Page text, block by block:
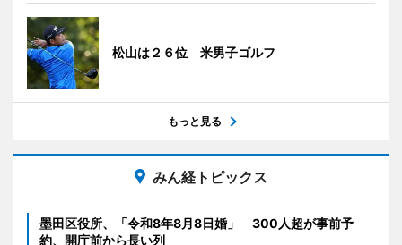
松山は２６位 米男子ゴルフ
もっと見る
みん経トピックス
墨田区役所、「令和8年8月8日婚」 300人超が事前予
約、開庁前から長い列